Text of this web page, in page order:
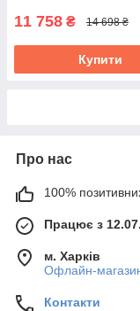
11 758 ₴ 14 698 ₴
Купити
Про нас
100%
Працює з
м. Харків
Офлайн-
Контакти